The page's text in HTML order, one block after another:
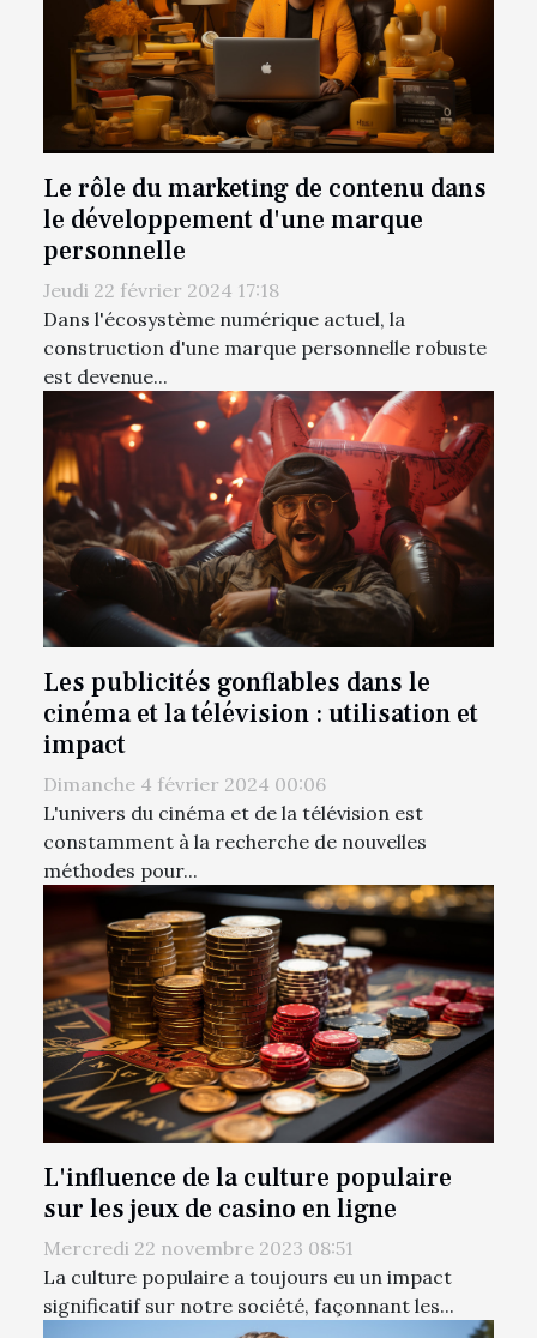
Le rôle du marketing de contenu dans
le développement d'une marque
personnelle
Jeudi 22 février 2024 17:18
Dans l'écosystème numérique actuel, la
construction d'une marque personnelle robuste
est devenue...
Les publicités gonflables dans le
cinéma et la télévision : utilisation et
impact
Dimanche 4 février 2024 00:06
L'univers du cinéma et de la télévision est
constamment à la recherche de nouvelles
méthodes pour...
L'influence de la culture populaire
sur les jeux de casino en ligne
Mercredi 22 novembre 2023 08:51
La culture populaire a toujours eu un impact
significatif sur notre société, façonnant les...